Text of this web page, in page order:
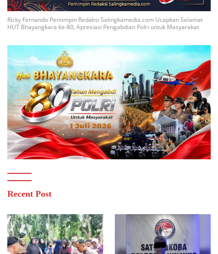
Ricky Fernando Pemimpin Redaksi Salingkamedia.com Ucapkan Selamat
HUT Bhayangkara ke-80, Apresiasi Pengabdian Polri untuk Masyarakat
Recent Post